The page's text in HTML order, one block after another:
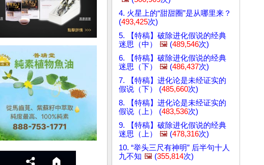
4. 火星上的“甜甜圈”是从哪里来？
(493,425次)
5. 【特稿】破除进化假说的经典
迷思（中）
🖼️ (489,546次)
6. 【特稿】破除进化假说的经典
迷思（下）
🖼️ (486,437次)
7. 【特稿】进化论是未经证实的
假说（下） (485,660次)
8. 【特稿】进化论是未经证实的
假说（上） (483,536次)
9. 【特稿】破除进化假说的经典
迷思（上）
🖼️ (478,316次)
10. “举头三尺有神明” 后半句十人
九不知 🖼️ (355,814次)